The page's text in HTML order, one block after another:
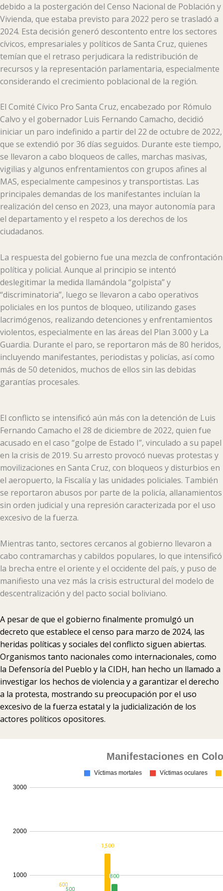
debido a la postergación del Censo Nacional de Población y
Vivienda, que estaba previsto para 2022 pero se trasladó a
2024. Esta decisión generó descontento entre los sectores
cívicos, empresariales y políticos de Santa Cruz, quienes
temían que el retraso perjudicara la redistribución de
recursos y la representación parlamentaria, especialmente
considerando el crecimiento poblacional de la región.
El Comité Cívico Pro Santa Cruz, encabezado por Rómulo
Calvo y el gobernador Luis Fernando Camacho, decidió
iniciar un paro indefinido a partir del 22 de octubre de 2022,
que se extendió por 36 días seguidos. Durante este tiempo,
se llevaron a cabo bloqueos de calles, marchas masivas,
vigilias y algunos enfrentamientos con grupos afines al
MAS, especialmente campesinos y transportistas. Las
principales demandas de los manifestantes incluían la
realización del censo en 2023, una mayor autonomía para
el departamento y el respeto a los derechos de los
ciudadanos.
La respuesta del gobierno fue una mezcla de confrontación
política y policial. Aunque al principio se intentó
deslegitimar la medida llamándola “golpista” y
“discriminatoria”, luego se llevaron a cabo operativos
policiales en los puntos de bloqueo, utilizando gases
lacrimógenos, realizando detenciones y enfrentamientos
violentos, especialmente en las áreas del Plan 3.000 y La
Guardia. Durante el paro, se reportaron más de 80 heridos,
incluyendo manifestantes, periodistas y policías, así como
más de 50 detenidos, muchos de ellos sin las debidas
garantías procesales.
El conflicto se intensificó aún más con la detención de Luis
Fernando Camacho el 28 de diciembre de 2022, quien fue
acusado en el caso “golpe de Estado I”, vinculado a su papel
en la crisis de 2019. Su arresto provocó nuevas protestas y
movilizaciones en Santa Cruz, con bloqueos y disturbios en
el aeropuerto, la Fiscalía y las unidades policiales. También
se reportaron abusos por parte de la policía, allanamientos
sin orden judicial y una represión caracterizada por el uso
excesivo de la fuerza.
Mientras tanto, sectores cercanos al gobierno llevaron a
cabo contramarchas y cabildos populares, lo que intensificó
la brecha entre el oriente y el occidente del país, y puso de
manifiesto una vez más la crisis estructural del modelo de
descentralización y del pacto social boliviano.
A pesar de que el gobierno finalmente promulgó un
decreto que establece el censo para marzo de 2024, las
heridas políticas y sociales del conflicto siguen abiertas.
Organismos tanto nacionales como internacionales, como
la Defensoría del Pueblo y la CIDH, han hecho un llamado a
investigar los hechos de violencia y a garantizar el derecho
a la protesta, mostrando su preocupación por el uso
excesivo de la fuerza estatal y la judicialización de los
actores políticos opositores.